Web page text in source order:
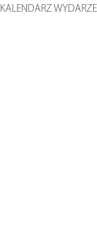
KALENDARZ